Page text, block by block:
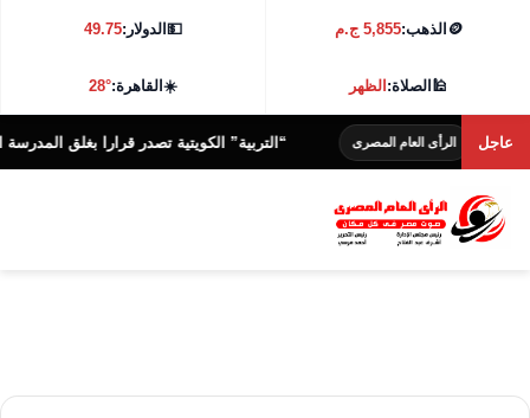
🪙 الذهب:5,855 ج.م 💵الدولار:49.75
🕌الصلاة:الظهر ☀️القاهرة:28°
عاجل
الرأى العام المصرى “التربية” الكويتية تصدر قرارا بغلق المدرسة